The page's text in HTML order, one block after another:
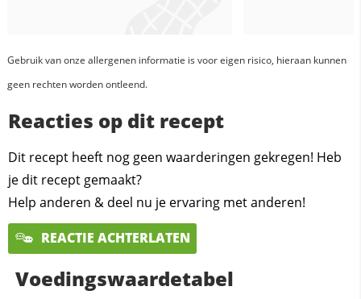
Gebruik van onze allergenen informatie is voor eigen risico, hieraan kunnen
geen rechten worden ontleend.
Reacties op dit recept
Dit recept heeft nog geen waarderingen gekregen! Heb
je dit recept gemaakt?
Help anderen & deel nu je ervaring met anderen!
REACTIE ACHTERLATEN
Voedingswaardetabel